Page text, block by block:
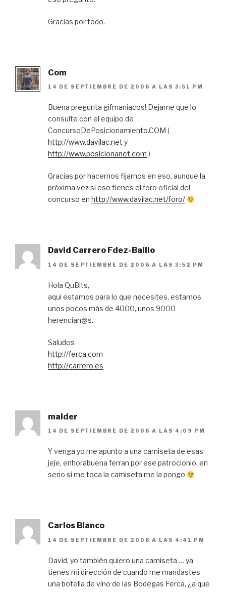
Gracias por todo.
Com
14 DE SEPTIEMBRE DE 2006 A LAS 3:51 PM
Buena pregunta gifmaniacos! Dejame que lo
consulte con el equipo de
ConcursoDePosicionamiento.COM (
http://www.davilac.net y
http://www.posicionanet.com )
Gracias por hacernos fijarnos en eso, aunque la
próxima vez si eso tienes el foro oficial del
concurso en http://www.davilac.net/foro/
David Carrero Fdez-Baillo
14 DE SEPTIEMBRE DE 2006 A LAS 3:52 PM
Hola QuBits,
aqui estamos para lo que necesites, estamos
unos pocos más de 4000, unos 9000
herencian@s.
Saludos
http://ferca.com
http://carrero.es
malder
14 DE SEPTIEMBRE DE 2006 A LAS 4:09 PM
Y venga yo me apunto a una camiseta de esas
jeje, enhorabuena ferran por ese patrocionio, en
serio si me toca la camiseta me la pongo
Carlos Blanco
14 DE SEPTIEMBRE DE 2006 A LAS 4:41 PM
David, yo también quiero una camiseta … ya
tienes mi dirección de cuando me mandastes
una botella de vino de las Bodegas Ferca, ¿a que